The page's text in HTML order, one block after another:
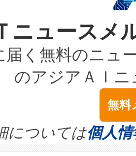
能性もあります
～4億ドルかか
者（CEO）であ
fully-connected
れば、6,000万
の効率性は、フェ
用可能な電力容
貢献します。こ
契約（SLA）違
劣化によるダウ
ータセンターが
provides a
reliability for AI
to ensure battery
ポットにより、
豊かなディテー
範囲を検出
ーザーを搭載。
を実現すること
モードでは、
検出でき、これ
ニュース
届く無料のニュ
のアジアＡＩ
無料
については個人